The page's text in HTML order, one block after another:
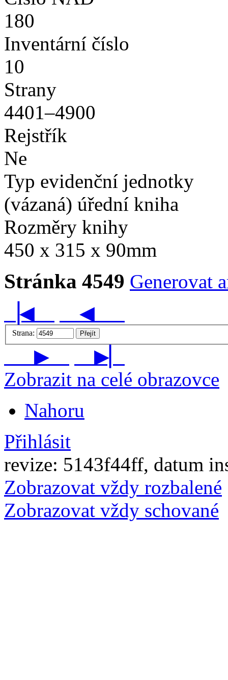
180
Inventární číslo
10
Strany
4401–4900
Rejstřík
Ne
Typ evidenční jednotky
(vázaná) úřední kniha
Rozměry knihy
450 x 315 x 90mm
Stránka 4549 Generovat
▕◀
◀
Strana: Přejít
▶
▶▏
Zobrazit na celé obrazovce
Nahoru
Přihlásit
revize: 5143f44ff, datum
Zobrazovat vždy rozbalené
Zobrazovat vždy schované